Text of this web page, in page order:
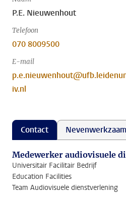
P.E. Nieuwenhout
Telefoon
070 8009500
E-mail
iv.nl
Contact
Medewerker audiovisuele
Universitair Facilitair Bedrijf
Education Facilities
Team Audiovisuele dienstverlening